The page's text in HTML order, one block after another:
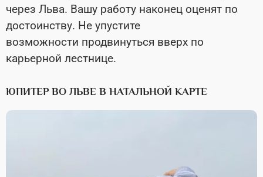
через Льва. Вашу работу наконец оценят по
достоинству. Не упустите
возможности продвинуться вверх по
карьерной лестнице.
ЮПИТЕР ВО ЛЬВЕ В НАТАЛЬНОЙ КАРТЕ